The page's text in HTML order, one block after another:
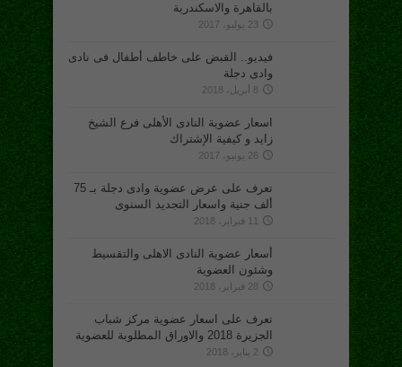
بالقاهرة والاسكندرية
23 يوليو، 2017
فيديو.. القبض على خاطف أطفال فى نادى
وادى دجلة
8 أبريل، 2018
اسعار عضوية النادى الأهلى فرع الشيخ
زايد و كيفية الإشتراك
26 يونيو، 2017
تعرف على عرض عضوية وادى دجلة بـ 75
ألف جنية واسعار التجديد السنوى
11 فبراير، 2018
أسعار عضوية النادى الاهلى والتقسيط
وشئون العضوية
28 فبراير، 2018
تعرف على اسعار عضوية مركز شباب
الجزيرة 2018 والاوراق المطلوبة للعضوية
2 يناير، 2018